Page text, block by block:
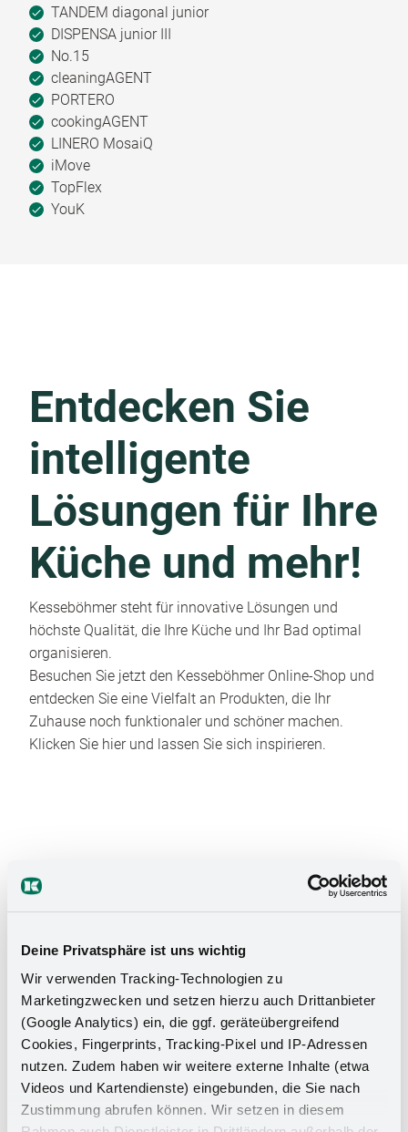
Deine Privatsphäre ist uns wichtig
Wir verwenden Tracking-Technologien zu
Marketingzwecken und setzen hierzu auch Drittanbieter
(Google Analytics) ein, die ggf. geräteübergreifend
Cookies, Fingerprints, Tracking-Pixel und IP-Adressen
nutzen. Zudem haben wir weitere externe Inhalte (etwa
Videos und Kartendienste) eingebunden, die Sie nach
Zustimmung abrufen können. Wir setzen in diesem
TANDEM diagonal junior
DISPENSA junior III
No.15
cleaningAGENT
PORTERO
cookingAGENT
LINERO MosaiQ
iMove
TopFlex
YouK
Entdecken Sie
intelligente
Lösungen für Ihre
Küche und mehr!
Kesseböhmer steht für innovative Lösungen und
höchste Qualität, die Ihre Küche und Ihr Bad optimal
organisieren.
Besuchen Sie jetzt den Kesseböhmer Online-Shop und
entdecken Sie eine Vielfalt an Produkten, die Ihr
Zuhause noch funktionaler und schöner machen.
Klicken Sie hier und lassen Sie sich inspirieren.
Das Stauraumwunder für Ihr
Badezimmer